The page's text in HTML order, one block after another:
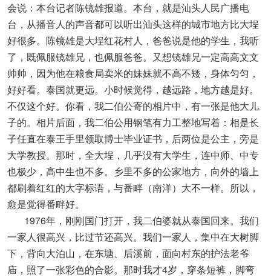
会说：本台记者陈镜雄报道。本台，就是汕头人民广播电
台，从播音人的声音都可以听出汕头这样的城市地方比大埕
好很多。陈镜雄是大埕红花村人，爸爸说是他的学生，我听
了，既佩服镜雄兄，也佩服爸爸。又想镜雄兄一定高高文文
帅帅，因为他在粮食局卖米的妹妹就不高不矮，身体匀匀，
好好看。泰国就更远。小时候觉得，越远路，地方越是好。
不仅这个好。你看，我二伯公寄的相片中，有一张是他大儿
子的。相片后面，我二伯公用钢笔有力工整地写着：相是长
子任直在泰王手里领取博士毕业证书，后两位是公主，旁是
大学教授。那时，全大埕，几乎没有大学生，连中师、中专
也极少，高中生也不多。乡里不多的公家地方，向外的墙上
都刷着红红的大字标语，与番畔（南洋）大不一样。所以，
愈是觉得番畔好。
1976年，刚刚国门打开，我二伯婆就从泰国回来。我们
一家人很高兴，比过节还高兴。我们一家人，集中在大树脚
下，背向大泊山，在东塘、后溪前，面向村东的护法老爷
庙，照了一张彩色的合影。那时我才4岁，穿条短裤，脚弯